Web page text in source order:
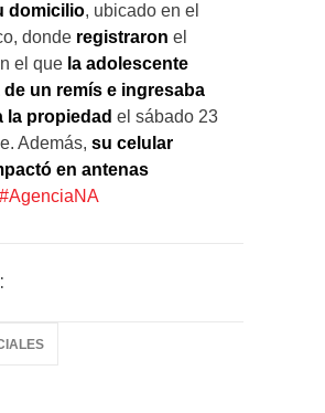
domicilio, ubicado en el
donde registraron el
el que la adolescente
un remís e ingresaba
la propiedad el sábado 23
Además, su celular
en antenas
#AgenciaNA